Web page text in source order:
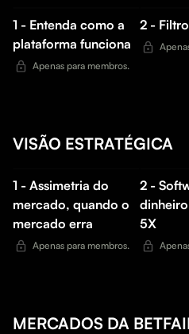
1 - Entenda como a
plataforma funciona
Apenas para membros.
2 -
VISÃO ESTRATÉGICA
1 - Assimetria do
mercado, quando o
mercado erra
Apenas para membros.
2 -
dinheiro
5X
MERCADOS DA